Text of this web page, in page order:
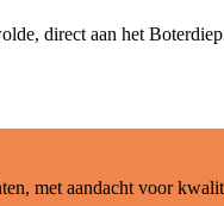
direct aan het
met aandacht voor